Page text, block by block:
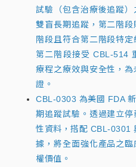
試驗（包含治療後追蹤
雙盲長期追蹤，第二階
階段且符合第二階段特
第二階段接受 CBL-514
療程之療效與安全性，
證。
CBL-0303 為美國 FDA
期追蹤試驗。透過建立
性資料，搭配 CBL-0301
據，將全面強化產品之
權價值。